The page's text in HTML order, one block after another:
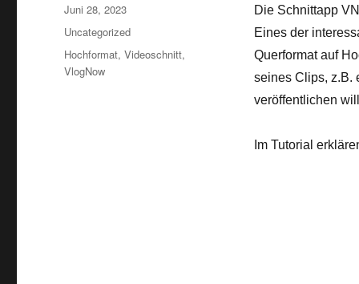
Die Schnittapp
Eines der
Querformat auf
seines Clips, z.B.
veröffentlichen
Im Tutorial
Veröffentlicht
am
Juni 28, 2023
Kategorien
Uncategorized
Schlagwörter
Hochformat,Videoschnitt,
VlogNow